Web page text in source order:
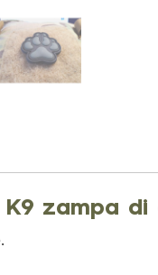
K9 zampa